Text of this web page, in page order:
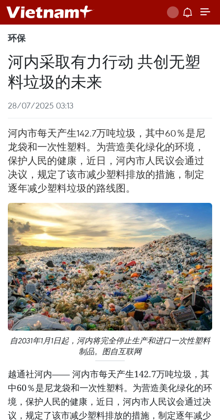
环保
河内采取有力行动 共创无塑
料垃圾的未来
28/07/2025 03:13
河内市每天产生142.7万吨垃圾，其中60％是尼
龙袋和一次性塑料。为营造美化绿化的环境，
保护人民的健康，近日，河内市人民议会通过
决议，规定了该市减少塑料排放的措施，制定
逐年减少塑料垃圾的路线图。
自2031年1月1日起，河内将完全停止生产和进口一次性塑料
制品。图自互联网
越通社河内—— 河内市每天产生142.7万吨垃圾，其
中60％是尼龙袋和一次性塑料。为营造美化绿化的环
境，保护人民的健康，近日，河内市人民议会通过决
议，规定了该市减少塑料排放的措施，制定逐年减少